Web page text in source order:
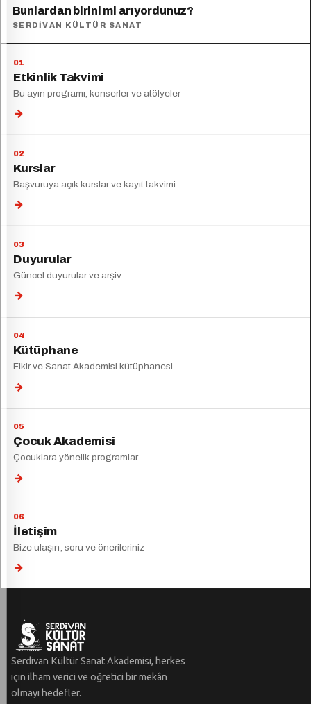
Bunlardan birini mi arıyordunuz?
SERDIVAN KÜLTÜR SANAT
Etkinlik Takvimi
Bu ayın programı, konserler ve atölyeler
→
Kurslar
Başvuruya açık kurslar ve kayıt takvimi
→
Duyurular
Güncel duyurular ve arşiv
→
Kütüphane
Fikir ve Sanat Akademisi kütüphanesi
→
Çocuk Akademisi
Çocuklara yönelik programlar
→
İletişim
Bize ulaşın; soru ve önerileriniz
→
Serdivan Kültür Sanat Akademisi, herkes
için ilham verici ve öğretici bir mekân
olmayı hedefler.